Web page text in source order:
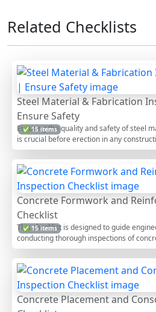
Related Checklists
Steel Material & Fabrication
Ensure Safety
✅ 15 items
Ensuring the quality and safety of steel
is crucial before erection in any
comprehensive checklist provides
integrity, compliance, and suitability of
this guide, inspectors and construction
potential issues early, ensure adherence
ultimately contribute to the longevity and
erected.
Concrete Formwork and
Checklist
✅ 15 items
This checklist is designed to guide
conducting thorough inspections of
reinforcement before concrete
these components is crucial for the
the construction project. This checklist
alignment, support, cleanliness, and
specifications, providing a practical tool
ensure high-quality outcomes.
Concrete Placement and